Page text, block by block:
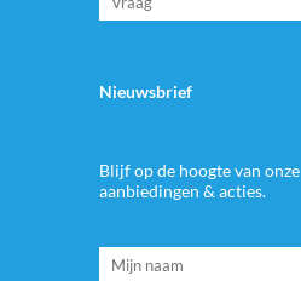
Nieuwsbrief
Blijf op de hoogte van onze
aanbiedingen & acties.